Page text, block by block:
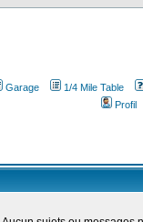
Garage
1/4 Mile Table
Profil